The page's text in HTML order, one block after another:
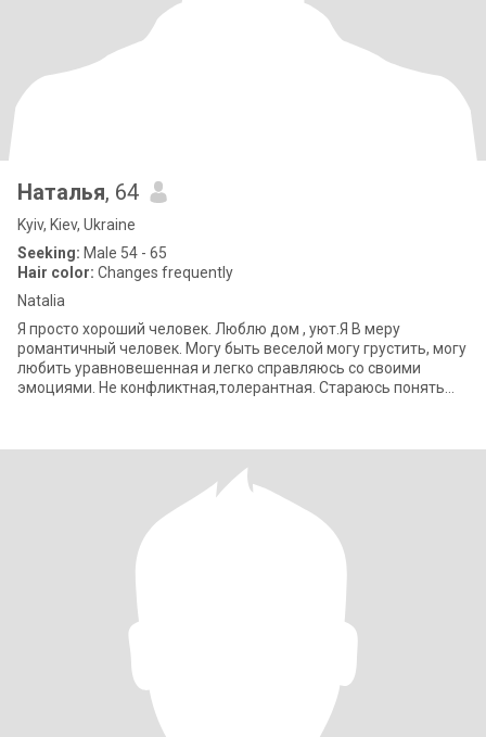
Наталья, 64
Kyiv, Kiev, Ukraine
Seeking: Male 54 - 65
Hair color: Changes frequently
Natalia
Я просто хороший человек. Люблю дом , уют.Я В меру
романтичный человек. Могу быть веселой могу грустить, могу
любить уравновешенная и легко справляюсь со своими
эмоциями. Не конфликтная,толерантная. Стараюсь понять